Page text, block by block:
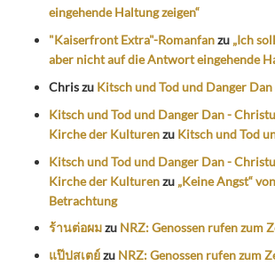
eingehende Haltung zeigen“
"Kaiserfront Extra"-Romanfanzu „Ich
aber nicht auf die Antwort eingehende
Chriszu Kitsch und Tod und Danger Dan
Kitsch und Tod und Danger Dan -
Kirche der Kulturenzu Kitsch und Tod
Kitsch und Tod und Danger Dan -
Kirche der Kulturenzu „Keine Angst“
Betrachtung
ร้านต่อผมzu NRZ: Genossen rufen zum
แป๊ปสเตย์zu NRZ: Genossen rufen zum